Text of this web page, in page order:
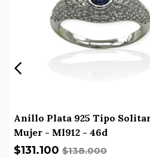
Anillo Plata 925 Tipo
Mujer - Ml912 - 46d
$131.100 $138.000